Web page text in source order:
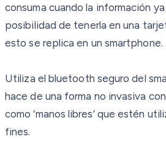
consuma cuando la información
posibilidad de tenerla en una
esto se replica en un smartphone.
Utiliza el bluetooth seguro del
hace de una forma no invasiva
como ‘manos libres’ que estén
fines.